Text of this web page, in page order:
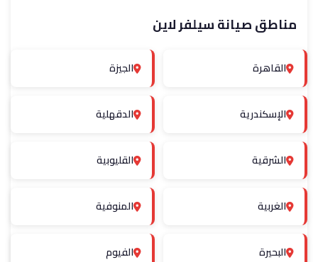
مناطق صيانة سيلفر لاين
القاهرة الجيزة
الإسكندرية الدقهلية
الشرقية القليوبية
الغربية المنوفية
البحيرة الفيوم